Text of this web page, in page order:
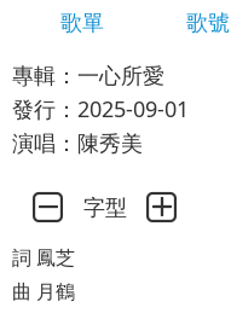
歌單 歌號
專輯：一心所愛
發行：2025-09-01
演唱：陳秀美
字型
詞 鳳芝
曲 月鶴